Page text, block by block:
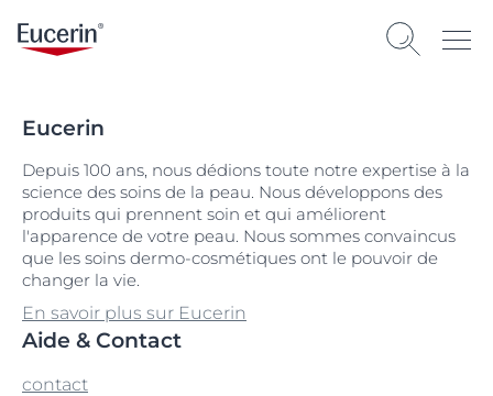
Eucerin
Depuis 100 ans, nous dédions toute notre expertise à la
science des soins de la peau. Nous développons des
produits qui prennent soin et qui améliorent
l'apparence de votre peau. Nous sommes convaincus
que les soins dermo-cosmétiques ont le pouvoir de
changer la vie.
En savoir plus sur Eucerin
Aide & Contact
contact